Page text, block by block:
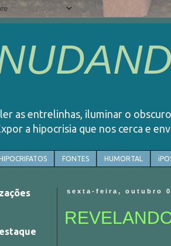
as entrelinhas, iluminar o
a hipocrisia que nos cerca e
HIPOCRIFATOS FONTES HUMORTAL
sexta-feira, outubro